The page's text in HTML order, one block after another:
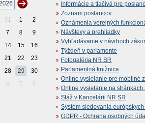
31 1
2
7 8
9
14 15
16
21 22
23
28 29
30
4 5 6
Informácie a tlačivá pre
Zoznam poslancov
Oznámenia verejných
Návštevy a prehliadky
Vyhľadávanie v návrhoch
Týždeň v parlamente
Fotogaléria NR SR
Parlamentná knižnica
Online vysielanie pre mobilné
Online vysielanie na stránkach
Stáž v Kancelárii NR SR
Systém sledovania
GDPR - Ochrana osobných